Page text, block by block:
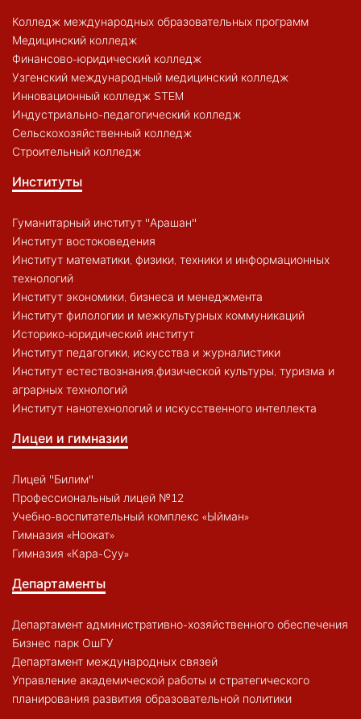
Колледж международных образовательных программ
Медицинский колледж
Финансово-юридический колледж
Узгенский международный медицинский колледж
Инновационный колледж STEM
Индустриально-педагогический колледж
Сельскохозяйственный колледж
Строительный колледж
Институты
Гуманитарный институт "Арашан"
Институт востоковедения
Институт математики, физики, техники и информационных
технологий
Институт экономики, бизнеса и менеджмента
Институт филологии и межкультурных коммуникаций
Историко-юридический институт
Институт педагогики, искусства и журналистики
Институт естествознания,физической культуры, туризма и
аграрных технологий
Институт нанотехнологий и искусственного интеллекта
Лицеи и гимназии
Лицей "Билим"
Профессиональный лицей №12
Учебно-воспитательный комплекс «Ыйман»
Гимназия «Ноокат»
Гимназия «Кара-Суу»
Департаменты
Департамент административно-хозяйственного обеспечения
Бизнес парк ОшГУ
Департамент международных связей
Управление академической работы и стратегического
планирования развития образовательной политики